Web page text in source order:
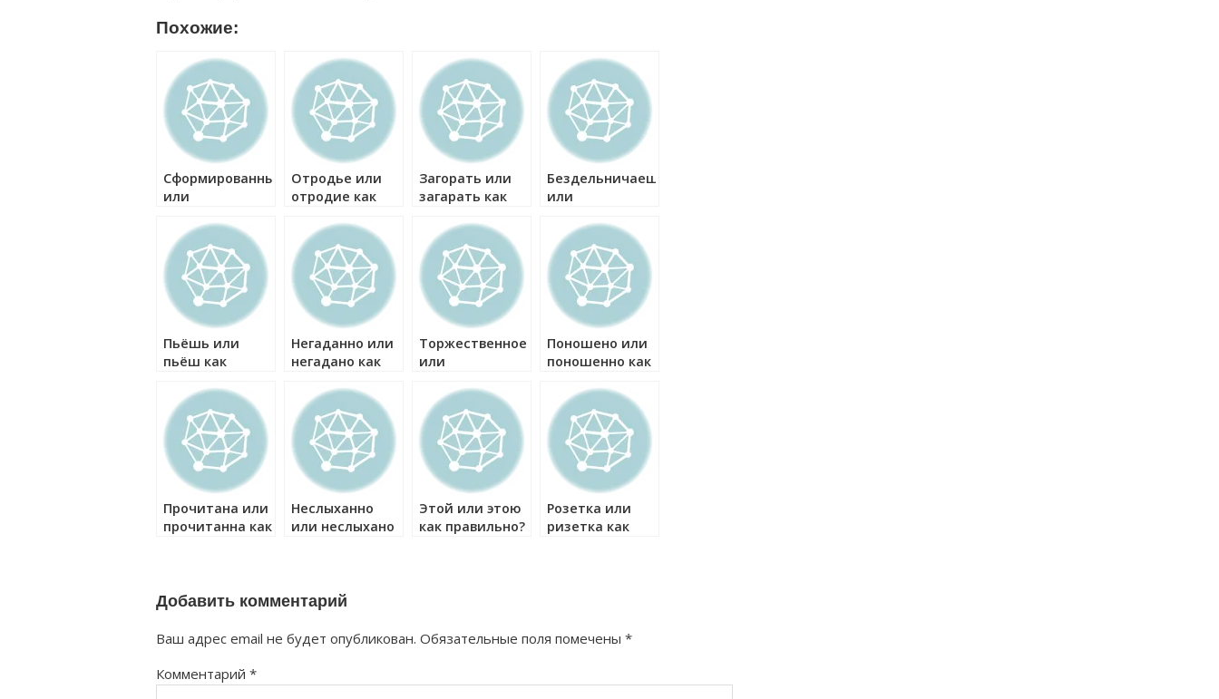
Похожие:
Сформированный
или
как правильно?
Отродье или
отродие как
Загорать или
загарать как
Бездельничаешь
или
как правильно?
Пьёшь или
пьёш как
Негаданно или
негадано как
Торжественное
или
как правильно?
Поношено или
поношенно как
Прочитана или
прочитанна как
Неслыханно
или неслыхано
Этой или этою
как правильно?
Розетка или
ризетка как
Добавить комментарий
Ваш адрес email не будет опубликован. Обязательные поля помечены *
Комментарий *